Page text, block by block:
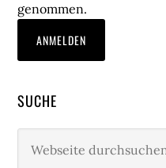
genommen.
SUCHE
durchsuchen